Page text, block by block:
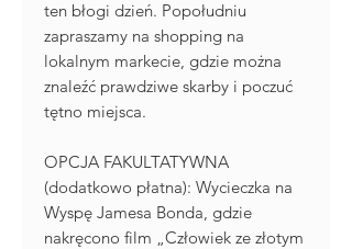
ten błogi dzień. Popołudniu
zapraszamy na shopping na
lokalnym markecie, gdzie można
znaleźć prawdziwe skarby i poczuć
tętno miejsca.
OPCJA FAKULTATYWNA
(dodatkowo płatna): Wycieczka na
Wyspę Jamesa Bonda, gdzie
nakręcono film „Człowiek ze złotym